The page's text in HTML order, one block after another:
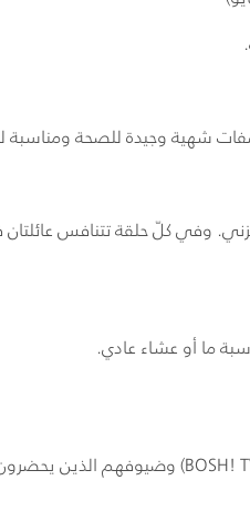
شهية وجيدة للصحة ومناسبة
وفي كلّ حلقة تتنافس
ما أو عشاء عادي.
BOSH!) وضيوفهم الذين